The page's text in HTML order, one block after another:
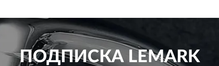
ПОДПИСКАLEMARK